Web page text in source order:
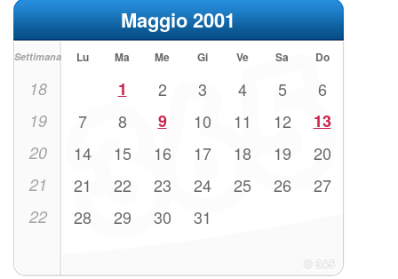
Maggio 2001
Settimana Lu Ma Me Gi Ve Sa Do
18 1 2 3 4 5 6
19 7 8 9 10 11 12 13
20 14 15 16 17 18 19 20
21 21 22 23 24 25 26 27
22 28 29 30 31